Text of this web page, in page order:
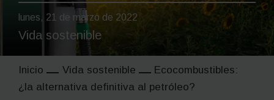
lunes, 21 de marzo de 2022
Vida sostenible
Inicio Vida sostenible
Ecocombustibles:
¿la alternativa definitiva al petróleo?